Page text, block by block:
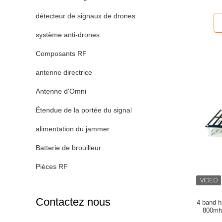
détecteur de signaux de drones
système anti-drones
Composants RF
antenne directrice
Antenne d'Omni
Étendue de la portée du signal
alimentation du jammer
Batterie de brouilleur
Pièces RF
Contactez nous 4 band high gain S connector 18dbi 5800mhz